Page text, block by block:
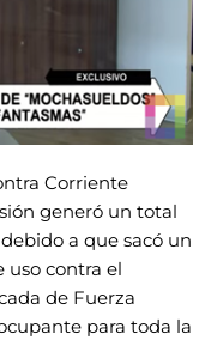
Corriente
generó un total
a que sacó un
uso contra el
de Fuerza
para toda la